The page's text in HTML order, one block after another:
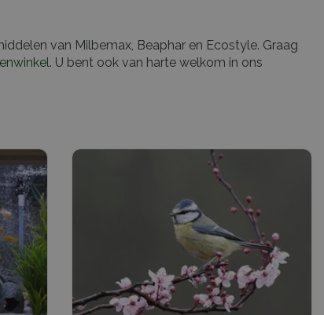
van Milbemax, Beaphar en Ecostyle. Graag
. U bent ook van harte welkom in ons